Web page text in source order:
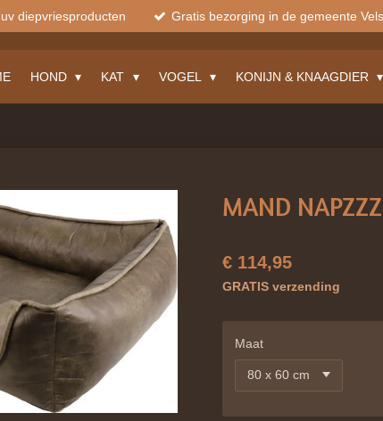
diepvriesproducten Gratis bezorging in de gemeente
HOND KAT VOGEL KONIJN & KNAAGDIER
MAND
€ 114,95
GRATIS verzending
Maat